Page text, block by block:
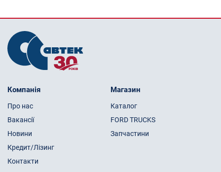
Компанія
Про нас
Вакансії
Новини
Кредит/Лізинг
Контакти
Магазин
Каталог
FORD TRUCKS
Запчастини